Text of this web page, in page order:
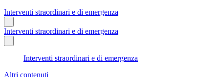
Interventi straordinari e di emergenza
Interventi straordinari e di emergenza
Interventi straordinari e di emergenza
Altri contenuti